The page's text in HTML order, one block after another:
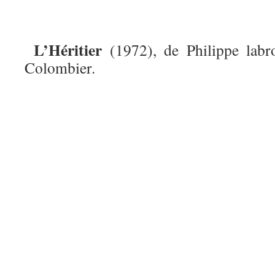
L’Héritier (1972), de Philippe
Colombier.